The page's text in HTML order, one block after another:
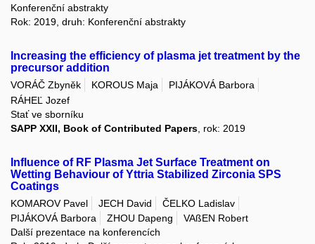
Konferenční abstrakty
Rok: 2019, druh: Konferenční abstrakty
Increasing the efficiency of plasma jet treatment by the
precursor addition
VORÁČ Zbyněk KOROUS Maja
PIJÁKOVÁ Barbora
RÁHEĽ Jozef
Stať ve sborníku
SAPP XXII, Book of Contributed Papers , rok: 2019
Influence of RF Plasma Jet Surface Treatment on
Wetting Behaviour of Yttria Stabilized Zirconia SPS
Coatings
KOMAROV Pavel JECH David
ČELKO Ladislav
PIJÁKOVÁ Barbora
ZHOU Dapeng
VAßEN Robert
Další prezentace na konferencích